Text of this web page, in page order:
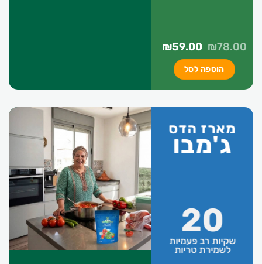
₪78.00
המחיר
המקורי
היה:
₪78.00.
₪59.00
₪59.00.
הוספה לסל
מארז הדס
ג'מבו
20
שקיות רב פעמיות
לשמירת טריות